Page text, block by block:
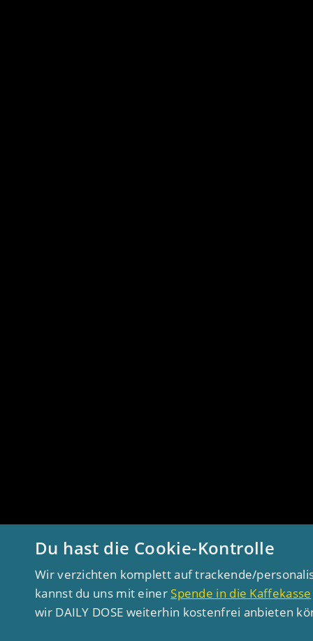
Du hast die Cookie-Kontrolle
Wir verzichten komplett auf trackende/
kannst du uns mit einer Spende in die Kaffekasse
wir DAILY DOSE weiterhin kostenfrei anbieten